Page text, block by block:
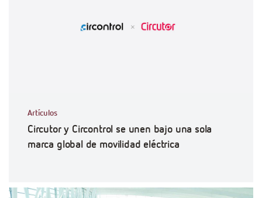
Artículos
Circutor y Circontrol se unen bajo una sola
marca global de movilidad eléctrica